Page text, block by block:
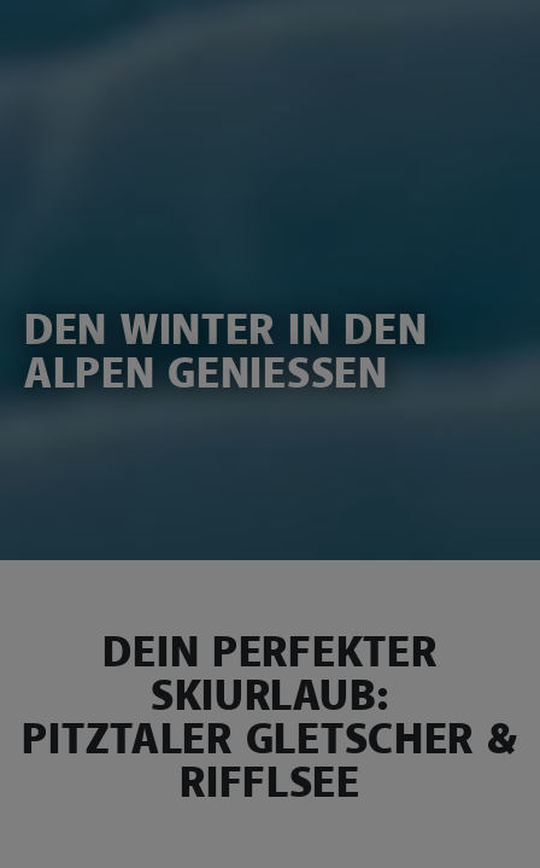
DEN WINTER IN DEN
ALPEN GENIESSEN
DEIN PERFEKTER
SKIURLAUB:
PITZTALER GLETSCHER &
RIFFLSEE